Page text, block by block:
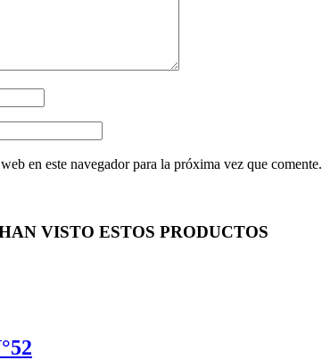
en este navegador para la próxima vez que comente.
VISTO ESTOS PRODUCTOS